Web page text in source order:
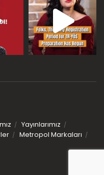
Yayınlarımız
Metropol Markaları